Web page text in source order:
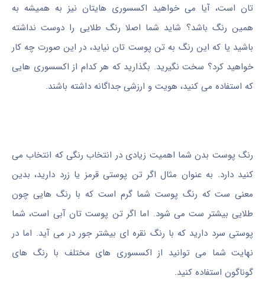
تان است، آیا می خواهید اکسسوری هایتان نیز به همیشه به
همین رنگ باشد؟ شاید شما اصلا رنگ طلایی را دوست نداشته
باشید یا که این رنگ به تن پوست تان نیاید، در این صورت چه کار
خواهید کرد؟ سخت نگیرید. بگذارید که هر کدام از اکسسوری هایی
که استفاده می کنید، هویت و ارزشی جداگانه داشته باشند.
رنگ پوست بدن شما اهمیت زیادی در انتخاب رنگی که انتخاب می
کنید دارد. به عنوان مثال اگر تن پوستی قرمز یا زرد دارید، بدین
معنی ست که رنگ پوست شما گرم است که با رنگ هایی چون
طلایی بیشتر ست می شود. اما اگر تن پوست تان آبی است، شما
پوستی سرد دارید که با رنگ نقره ای بیشتر جور در می آید. اما در
نهایت شما می توانید از اکسسوری های مختلف با رنگ های
گوناگون استفاده کنید.